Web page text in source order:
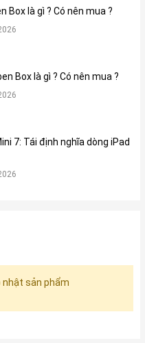
Box là gì ? Có nên mua ?
Box là gì ? Có nên mua ?
7: Tái định nghĩa dòng iPad
nhật sản phẩm